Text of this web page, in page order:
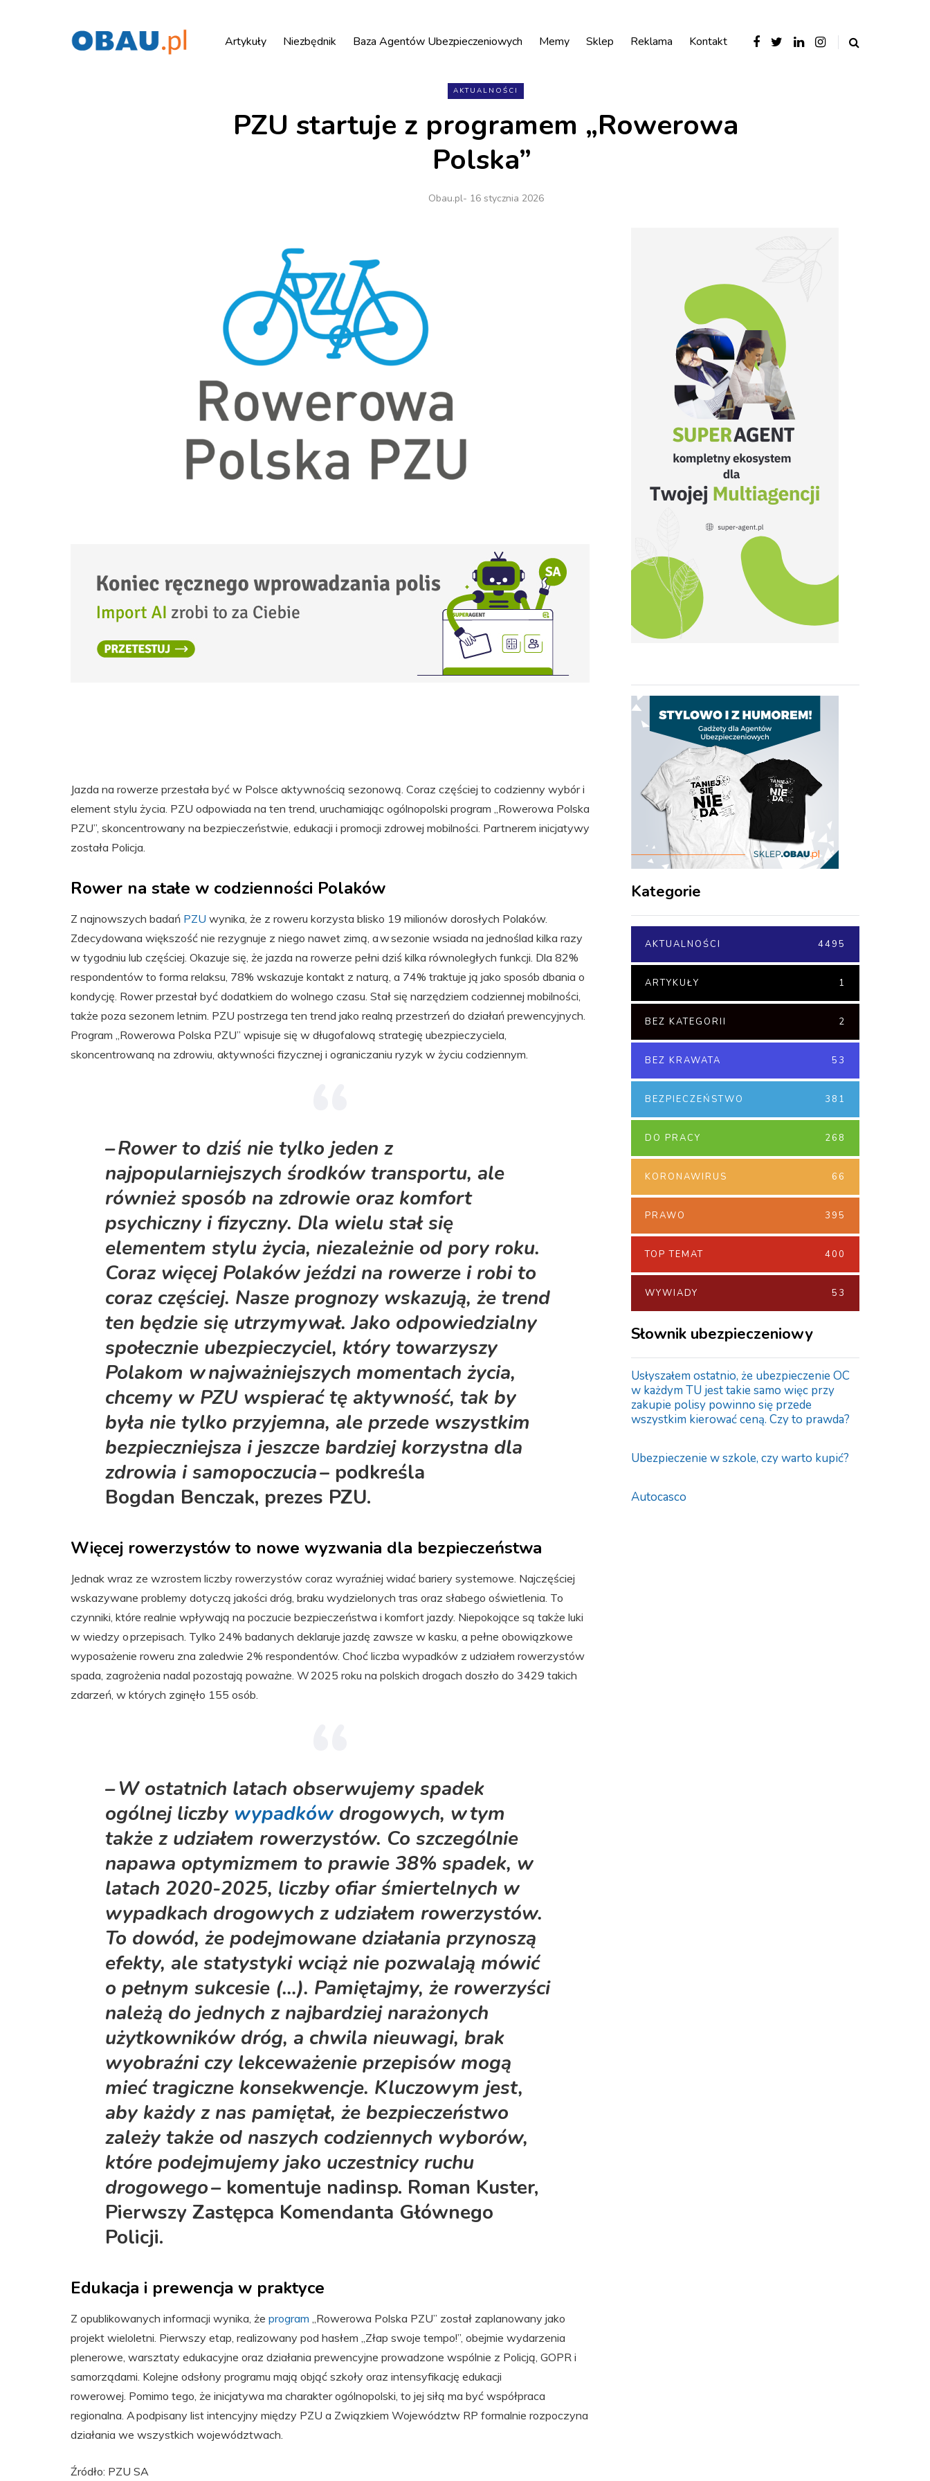
Artykuły Niezbędnik Baza Agentów Ubezpieczeniowych Memy Sklep Reklama Kontakt
AKTUALNOŚCI
PZU startuje z programem „Rowerowa
Polska”
Obau.pl- 16 stycznia 2026
Jazda na rowerze przestała być w Polsce aktywnością sezonową. Coraz częściej to codzienny wybór i
element stylu życia. PZU odpowiada na ten trend, uruchamiając ogólnopolski program „Rowerowa Polska
PZU”, skoncentrowany na bezpieczeństwie, edukacji i promocji zdrowej mobilności. Partnerem inicjatywy
została Policja.
Rower na stałe w codzienności Polaków
Z najnowszych badań PZU wynika, że z roweru korzysta blisko 19 milionów dorosłych Polaków.
Zdecydowana większość nie rezygnuje z niego nawet zimą, a w sezonie wsiada na jednoślad kilka razy
w tygodniu lub częściej. Okazuje się, że jazda na rowerze pełni dziś kilka równoległych funkcji. Dla 82%
respondentów to forma relaksu, 78% wskazuje kontakt z naturą, a 74% traktuje ją jako sposób dbania o
kondycję. Rower przestał być dodatkiem do wolnego czasu. Stał się narzędziem codziennej mobilności,
także poza sezonem letnim. PZU postrzega ten trend jako realną przestrzeń do działań prewencyjnych.
Program „Rowerowa Polska PZU” wpisuje się w długofalową strategię ubezpieczyciela,
skoncentrowaną na zdrowiu, aktywności fizycznej i ograniczaniu ryzyk w życiu codziennym.
– Rower to dziś nie tylko jeden z
najpopularniejszych środków transportu, ale
również sposób na zdrowie oraz komfort
psychiczny i fizyczny. Dla wielu stał się
elementem stylu życia, niezależnie od pory roku.
Coraz więcej Polaków jeździ na rowerze i robi to
coraz częściej. Nasze prognozy wskazują, że trend
ten będzie się utrzymywał. Jako odpowiedzialny
społecznie ubezpieczyciel, który towarzyszy
Polakom w najważniejszych momentach życia,
chcemy w PZU wspierać tę aktywność, tak by
była nie tylko przyjemna, ale przede wszystkim
bezpieczniejsza i jeszcze bardziej korzystna dla
zdrowia i samopoczucia– podkreśla
Bogdan Benczak, prezes PZU.
Więcej rowerzystów to nowe wyzwania dla bezpieczeństwa
Jednak wraz ze wzrostem liczby rowerzystów coraz wyraźniej widać bariery systemowe. Najczęściej
wskazywane problemy dotyczą jakości dróg, braku wydzielonych tras oraz słabego oświetlenia. To
czynniki, które realnie wpływają na poczucie bezpieczeństwa i komfort jazdy. Niepokojące są także luki
w wiedzy o przepisach. Tylko 24% badanych deklaruje jazdę zawsze w kasku, a pełne obowiązkowe
wyposażenie roweru zna zaledwie 2% respondentów. Choć liczba wypadków z udziałem rowerzystów
spada, zagrożenia nadal pozostają poważne. W 2025 roku na polskich drogach doszło do 3429 takich
zdarzeń, w których zginęło 155 osób.
– W ostatnich latach obserwujemy spadek
ogólnej liczby wypadków drogowych, w tym
także z udziałem rowerzystów. Co szczególnie
napawa optymizmem to prawie 38% spadek, w
latach 2020-2025, liczby ofiar śmiertelnych w
wypadkach drogowych z udziałem rowerzystów.
To dowód, że podejmowane działania przynoszą
efekty, ale statystyki wciąż nie pozwalają mówić
o pełnym sukcesie (…). Pamiętajmy, że rowerzyści
należą do jednych z najbardziej narażonych
użytkowników dróg, a chwila nieuwagi, brak
wyobraźni czy lekceważenie przepisów mogą
mieć tragiczne konsekwencje. Kluczowym jest,
aby każdy z nas pamiętał, że bezpieczeństwo
zależy także od naszych codziennych wyborów,
które podejmujemy jako uczestnicy ruchu
drogowego –komentuje nadinsp. Roman Kuster,
Pierwszy Zastępca Komendanta Głównego
Policji.
Edukacja i prewencja w praktyce
Z opublikowanych informacji wynika, że program „Rowerowa Polska PZU” został zaplanowany jako
projekt wieloletni. Pierwszy etap, realizowany pod hasłem „Złap swoje tempo!”, obejmie wydarzenia
plenerowe, warsztaty edukacyjne oraz działania prewencyjne prowadzone wspólnie z Policją, GOPR i
samorządami. Kolejne odsłony programu mają objąć szkoły oraz intensyfikację edukacji
rowerowej. Pomimo tego, że inicjatywa ma charakter ogólnopolski, to jej siłą ma być współpraca
regionalna. A podpisany list intencyjny między PZU a Związkiem Województw RP formalnie rozpoczyna
działania we wszystkich województwach.
Źródło: PZU SA
Kategorie
AKTUALNOŚCI 4495
ARTYKUŁY 1
BEZ KATEGORII 2
BEZ KRAWATA 53
BEZPIECZEŃSTWO 381
DO PRACY 268
KORONAWIRUS 66
PRAWO 395
TOP TEMAT 400
WYWIADY 53
Słownik ubezpieczeniowy
Usłyszałem ostatnio, że ubezpieczenie OC
w każdym TU jest takie samo więc przy
zakupie polisy powinno się przede
wszystkim kierować ceną. Czy to prawda?
Ubezpieczenie w szkole, czy warto kupić?
Autocasco